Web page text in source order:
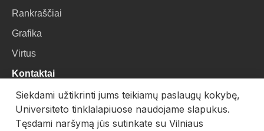
Rankraščiai
Grafika
Virtus
Kontaktai
VU Biblioteka
Universiteto g. 3, LT-01122, Vilnius
Siekdami užtikrinti jums teikiamų paslaugų kokybę,
Universiteto tinklalapiuose naudojame slapukus.
Tęsdami naršymą jūs sutinkate su Vilniaus